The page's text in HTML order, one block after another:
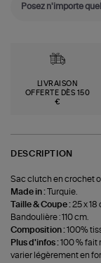
LIVRAISON
OFFERTE DÈS 150
€
DESCRIPTION
Sac clutch en crochet
Made in :
Turquie.
Taille & Coupe :25 x 18
Bandoulière : 110 cm.
Composition :100%
Plus d'infos :100 % fait
varier légèrement en